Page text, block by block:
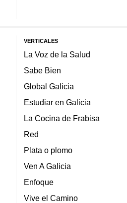
VERTICALES
La Voz de la Salud
Sabe Bien
Global Galicia
Estudiar en Galicia
La Cocina de Frabisa
Red
Plata o plomo
Ven A Galicia
Enfoque
Vive el Camino